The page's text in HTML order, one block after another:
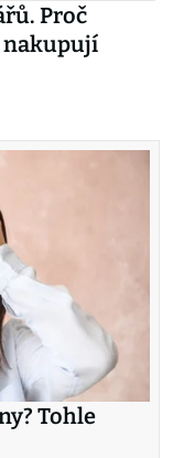
Proč
nakupují
Tohle